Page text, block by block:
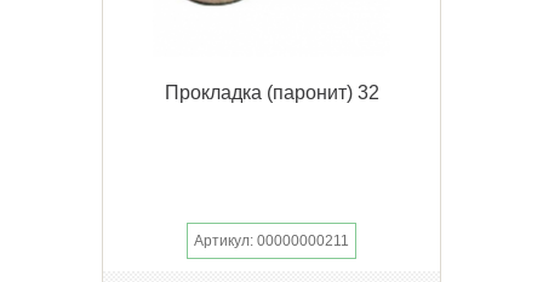
Прокладка (паронит) 32
Артикул: 00000000211